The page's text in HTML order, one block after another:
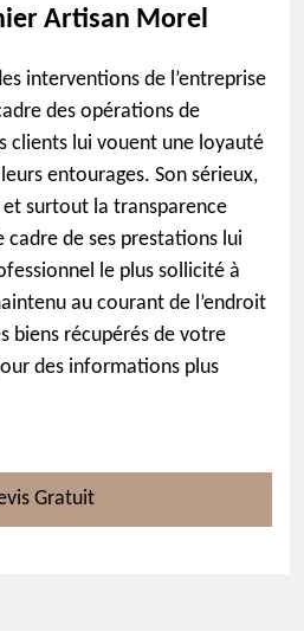
Artisan Morel
interventions de l’entreprise
des opérations de
clients lui vouent une loyauté
entourages. Son sérieux,
surtout la transparence
cadre de ses prestations lui
le plus sollicité à
au courant de l’endroit
biens récupérés de votre
des informations plus
Gratuit